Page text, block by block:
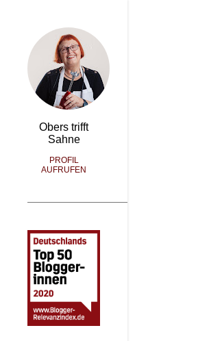
Obers trifft
Sahne
PROFIL
AUFRUFEN